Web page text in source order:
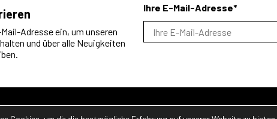
Adresse ein, um unseren
und über alle Neuigkeiten
Ihre E-Mail-Adresse*